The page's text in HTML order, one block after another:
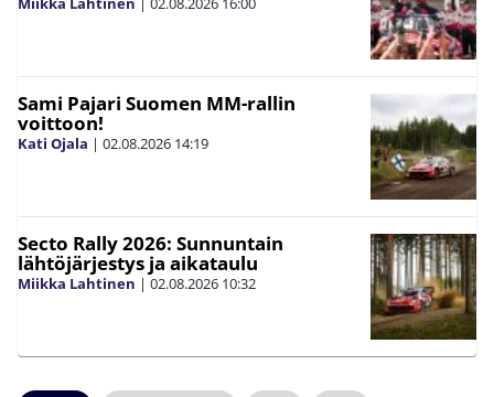
Sami Pajari Suomen MM-rallin
voittoon!
Kati Ojala | 02.08.2026 14:19
Secto Rally 2026: Sunnuntain
lähtöjärjestys ja aikataulu
Miikka Lahtinen | 02.08.2026 10:32